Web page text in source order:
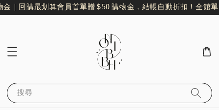
回購最划算會員首單贈 $50 購物金，結帳自動折扣！ 全館單
搜尋